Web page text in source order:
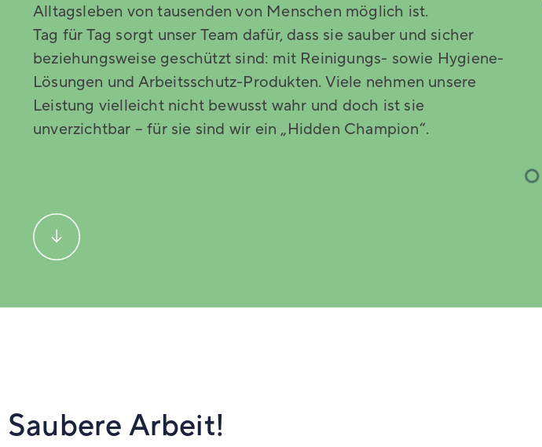
Alltagsleben von tausenden von Menschen möglich ist.
Tag für Tag sorgt unser Team dafür, dass sie sauber und sicher
beziehungsweise geschützt sind: mit Reinigungs- sowie Hygiene-
Lösungen und Arbeitsschutz-Produkten. Viele nehmen unsere
Leistung vielleicht nicht bewusst wahr und doch ist sie
unverzichtbar – für sie sind wir ein „Hidden Champion“.
Saubere Arbeit!